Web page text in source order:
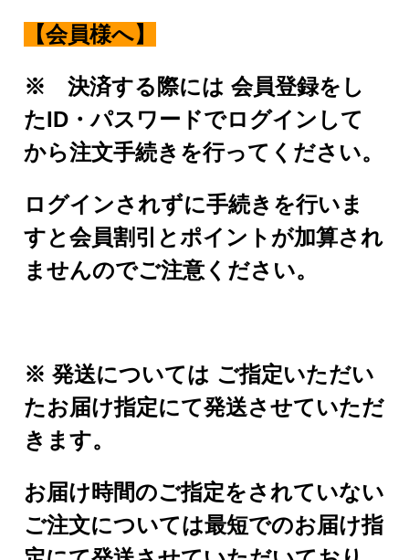
【会員様へ】
※ 決済する際には 会員登録をし
たID・パスワードでログインして
から注文手続きを行ってください。
ログインされずに手続きを行いま
すと会員割引とポイントが加算され
ませんのでご注意ください。
※ 発送については ご指定いただい
たお届け指定にて発送させていただ
きます。
お届け時間のご指定をされていない
ご注文については最短でのお届け指